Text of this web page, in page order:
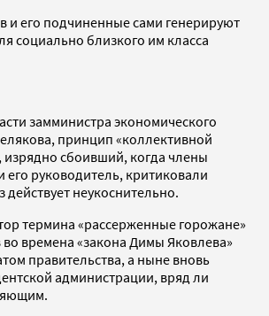
и его подчиненные сами генерируют
социально близкого им класса
замминистра экономического
принцип «коллективной
изрядно сбоивший, когда члены
его руководитель, критиковали
действует неукоснительно.
термина «рассерженные горожане»
времена «закона Димы Яковлева»
правительства, а ныне вновь
администрации, вряд ли